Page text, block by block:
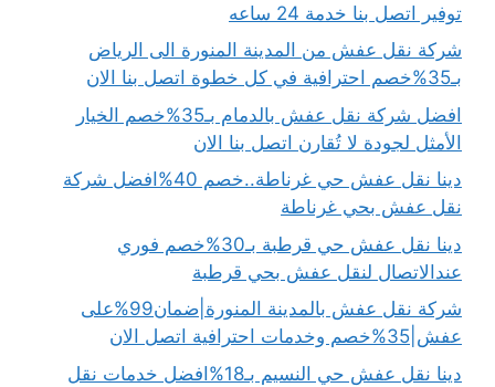
توفير اتصل بنا خدمة 24 ساعه
شركة نقل عفش من المدينة المنورة الى الرياض
بـ35%خصم احترافية في كل خطوة اتصل بنا الان
افضل شركة نقل عفش بالدمام بـ35%خصم الخيار
الأمثل لجودة لا تُقارن اتصل بنا الان
دينا نقل عفش حي غرناطة..خصم 40%افضل شركة
نقل عفش بحي غرناطة
دينا نقل عفش حي قرطبة بـ30%خصم فوري
عندالاتصال لنقل عفش بحي قرطبة
شركة نقل عفش بالمدينة المنورة|ضمان99%على
عفش|35%خصم وخدمات احترافية اتصل الان
دينا نقل عفش حي النسيم بـ18%افضل خدمات نقل